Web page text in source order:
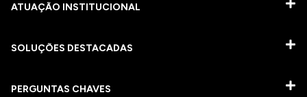
ATUAÇÃO INSTITUCIONAL
SOLUÇÕES DESTACADAS
PERGUNTAS CHAVES​